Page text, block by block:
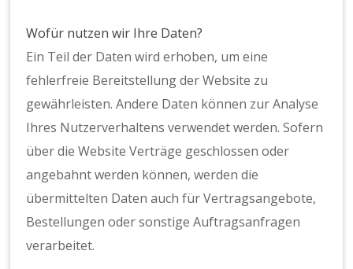
Wofür nutzen wir Ihre Daten?
Ein Teil der Daten wird erhoben, um eine
fehlerfreie Bereitstellung der Website zu
gewährleisten. Andere Daten können zur Analyse
Ihres Nutzerverhaltens verwendet werden. Sofern
über die Website Verträge geschlossen oder
angebahnt werden können, werden die
übermittelten Daten auch für Vertragsangebote,
Bestellungen oder sonstige Auftragsanfragen
verarbeitet.